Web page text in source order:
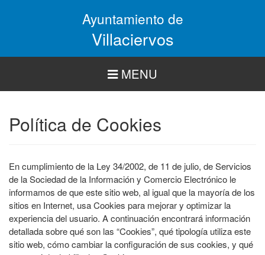
Ayuntamiento de
Villaciervos
MENU
Política de Cookies
En cumplimiento de la Ley 34/2002, de 11 de julio, de Servicios
de la Sociedad de la Información y Comercio Electrónico le
informamos de que este sitio web, al igual que la mayoría de los
sitios en Internet, usa Cookies para mejorar y optimizar la
experiencia del usuario. A continuación encontrará información
detallada sobre qué son las “Cookies”, qué tipología utiliza este
sitio web, cómo cambiar la configuración de sus cookies, y qué